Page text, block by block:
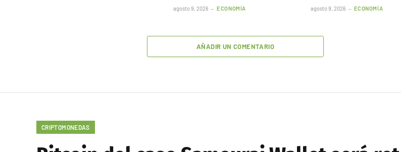
agosto 9, 2026 ECONOMÍA agosto 9, 2026 ECONOMÍA
AÑADIR UN COMENTARIO
CRIPTOMONEDAS